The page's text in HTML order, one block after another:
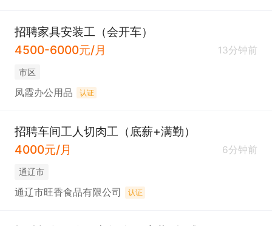
招聘家具安装工（会开车）
4500-6000元/月
13分钟前
市区
凤霞办公用品 认证
招聘车间工人切肉工（底薪+满勤）
4000元/月
6分钟前
通辽市
通辽市旺香食品有限公司 认证